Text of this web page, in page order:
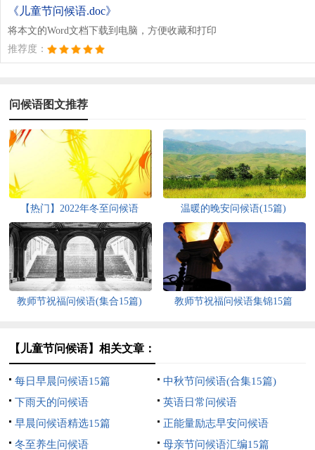
《儿童节问候语.doc》
将本文的Word文档下载到电脑，方便收藏和打印
推荐度：
问候语图文推荐
【热门】2022年冬至问候语 温暖的晚安问候语(15篇)
教师节祝福问候语(集合15篇) 教师节祝福问候语集锦15篇
【儿童节问候语】相关文章：
每日早晨问候语15篇
中秋节问候语(合集15篇)
下雨天的问候语
英语日常问候语
早晨问候语精选15篇
正能量励志早安问候语
冬至养生问候语
母亲节问候语汇编15篇